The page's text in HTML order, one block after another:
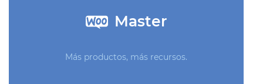
Master
Más productos, más recursos.